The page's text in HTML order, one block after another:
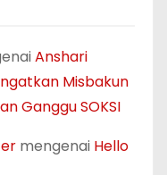
Anshari
Misbakun
Ganggu SOKSI
mengenai Hello